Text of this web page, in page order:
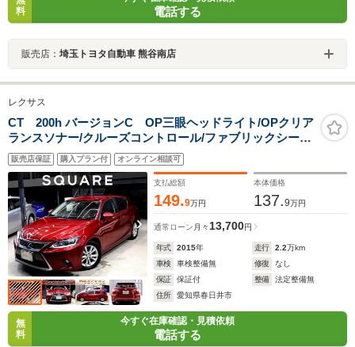
料
電話する
販売店： 埼玉トヨタ自動車 熊谷南店
レクサス
CT 200h バージョンC OP三眼ヘッドライト/OPクリア
ランスソナー/クルーズコントロール/ファブリックシー
ト/16インチ/スピンドルグリル/Bluetooth/USB/ETC
販売店保証 購入プラン付 オンライン相談可
支払総額
149.9万円
本体価格
137.9万円
通常ローン 月々13,700円
年式 2015年 走行 2.2万km
車検
車検整備無 修復
なし
保証
保証付 整備
法定整備無
住所
愛知県春日井市
無
料
今すぐ在庫確認・見積依頼
電話する